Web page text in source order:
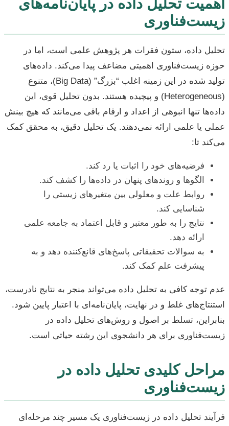
اهمیت تحلیل داده در پایان‌نامه‌های
زیست‌فناوری
تحلیل داده، ستون فقرات هر پژوهش علمی است، اما در
حوزه زیست‌فناوری اهمیتی مضاعف پیدا می‌کند. داده‌های
تولید شده در این زمینه اغلب “بزرگ” (Big Data)، متنوع
(Heterogeneous) و پیچیده هستند. بدون تحلیل قوی، این
داده‌ها تنها انبوهی از اعداد و ارقام باقی می‌مانند که هیچ بینش
عملی یا علمی ارائه نمی‌دهند. یک تحلیل دقیق، به محقق کمک
می‌کند تا:
فرضیه‌های خود را اثبات یا رد کند.
الگوها و روندهای پنهان در داده‌ها را کشف کند.
روابط علت و معلولی بین متغیرهای زیستی را
شناسایی کند.
نتایج را به طور معتبر و قابل اعتماد به جامعه علمی
ارائه دهد.
به سوالات تحقیقاتی پاسخ‌های قانع‌کننده دهد و به
پیشرفت علم کمک کند.
عدم توجه کافی به تحلیل داده می‌تواند منجر به نتایج نادرست،
استنتاج‌های غلط و در نهایت، پایان‌نامه‌ای با اعتبار پایین شود.
بنابراین، تسلط بر اصول و روش‌های تحلیل داده در
زیست‌فناوری برای هر دانشجوی این رشته حیاتی است.
مراحل کلیدی تحلیل داده در
زیست‌فناوری
فرآیند تحلیل داده در زیست‌فناوری یک مسیر چند مرحله‌ای